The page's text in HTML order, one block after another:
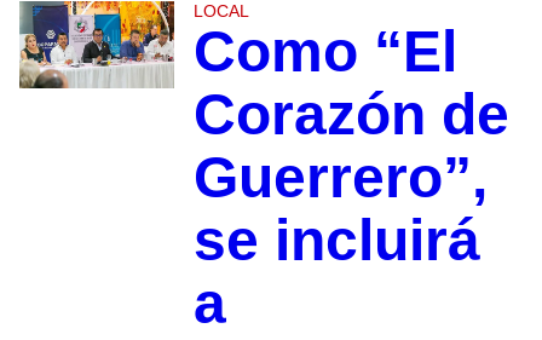
LOCAL
Como “El
Corazón de
Guerrero”,
se incluirá
a